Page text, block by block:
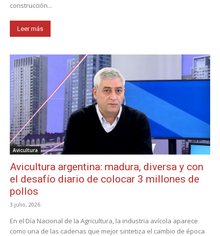
construcción...
Leer más
Avicultura
Avicultura argentina: madura, diversa y con
el desafío diario de colocar 3 millones de
pollos
3 julio, 2026
En el Día Nacional de la Agricultura, la industria avícola aparece
como una de las cadenas que mejor sintetiza el cambio de época